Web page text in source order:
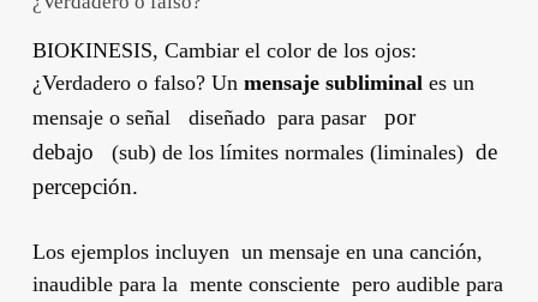
BIOKINESIS, Cambiar el color de los ojos:
¿Verdadero o falso? Un mensaje subliminal es un
mensaje o señal diseñado para pasar por
debajo (sub) de los límites normales (liminales) de
percepción.
Los ejemplos incluyen un mensaje en una canción,
inaudible para la mente consciente pero audible para